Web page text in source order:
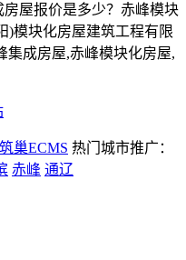
屋报价是多少？赤峰模块
)模块化房屋建筑工程有限
集成房屋,赤峰模块化房屋,
筑巢ECMS 热门城市推广：
赤峰 通辽